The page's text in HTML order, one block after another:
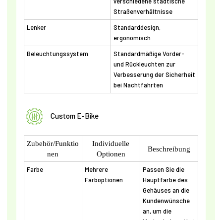
Straßenverhältnisse
Lenker
Standarddesign,
ergonomisch
Beleuchtungssystem
Standardmäßige Vorder-
und Rückleuchten zur
Verbesserung der Sicherheit
bei Nachtfahrten
Custom E-Bike
Zubehör/Funktio
nen
Individuelle
Optionen
Beschreibung
Farbe
Mehrere
Farboptionen
Passen Sie die
Hauptfarbe des
Gehäuses an die
Kundenwünsche
an, um die